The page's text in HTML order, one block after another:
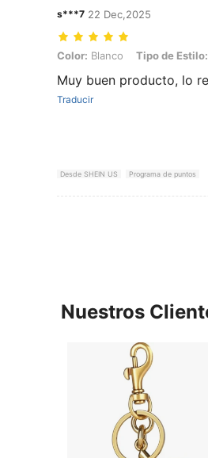
s***7 22 Dec,2025
Color: Blanco, Tipo de Estilo: I
Color: Blanco Tipo de Estilo:
Muy buen producto, lo
Traducir
Desde SHEIN US Programa de puntos
Nuestros